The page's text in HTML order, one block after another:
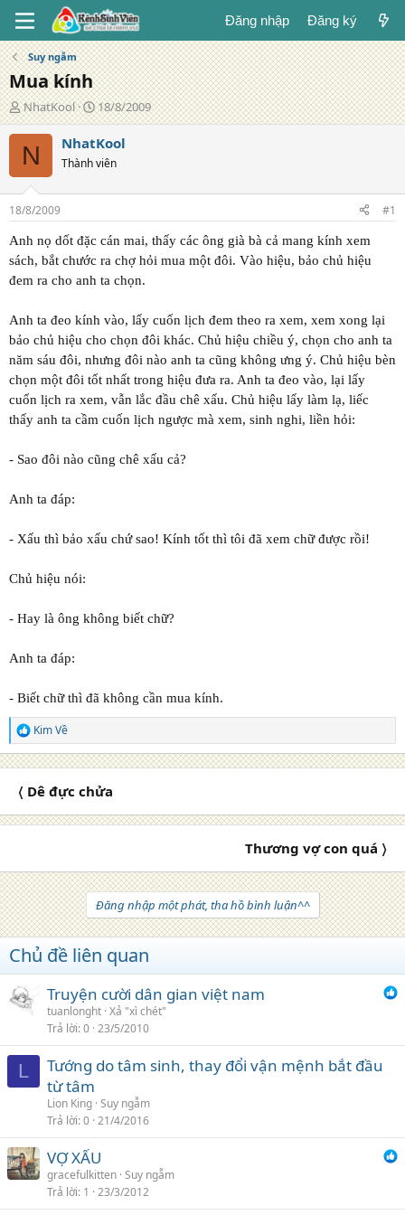
Đăng nhập Đăng ký
Suy ngẫm
Mua kính
T
á
c
g
ả
NhatKool
N
g
à
y
đ
g
18/8/2009
N NhatKool
Thành viên
18/8/2009 #1
Anh nọ dốt đặc cán mai, thấy các ông già bà cả mang kính xem
sách, bắt chước ra chợ hỏi mua một đôi. Vào hiệu, bảo chủ hiệu
đem ra cho anh ta chọn.
Anh ta đeo kính vào, lấy cuốn lịch đem theo ra xem, xem xong lại
bảo chủ hiệu cho chọn đôi khác. Chủ hiệu chiều ý, chọn cho anh ta
năm sáu đôi, nhưng đôi nào anh ta cũng không ưng ý. Chủ hiệu bèn
chọn một đôi tốt nhất trong hiệu đưa ra. Anh ta đeo vào, lại lấy
cuốn lịch ra xem, vẫn lắc đầu chê xấu. Chủ hiệu lấy làm lạ, liếc
thấy anh ta cầm cuốn lịch ngược mà xem, sinh nghi, liền hỏi:
- Sao đôi nào cũng chê xấu cả?
Anh ta đáp:
- Xấu thì bảo xấu chứ sao! Kính tốt thì tôi đã xem chữ được rồi!
Chủ hiệu nói:
- Hay là ông không biết chữ?
Anh ta đáp:
- Biết chữ thì đã không cần mua kính.
R
e
a
o
Kim Về
〈 Dê đực chửa
Thương vợ con quá 〉
Đăng nhập một phát, tha hồ bình luận^^
Chủ đề liên quan
Truyện cười dân gian việt nam
tuanlonght Xả "xì chét"
Trả lời 0 23/5/2010
L
Tướng do tâm sinh, thay đổi vận mệnh bắt đầu
từ tâm
Lion King Suy ngẫm
Trả lời 0 21/4/2016
VỢ XẤU
gracefulkitten Suy ngẫm
Trả lời 1 23/3/2012